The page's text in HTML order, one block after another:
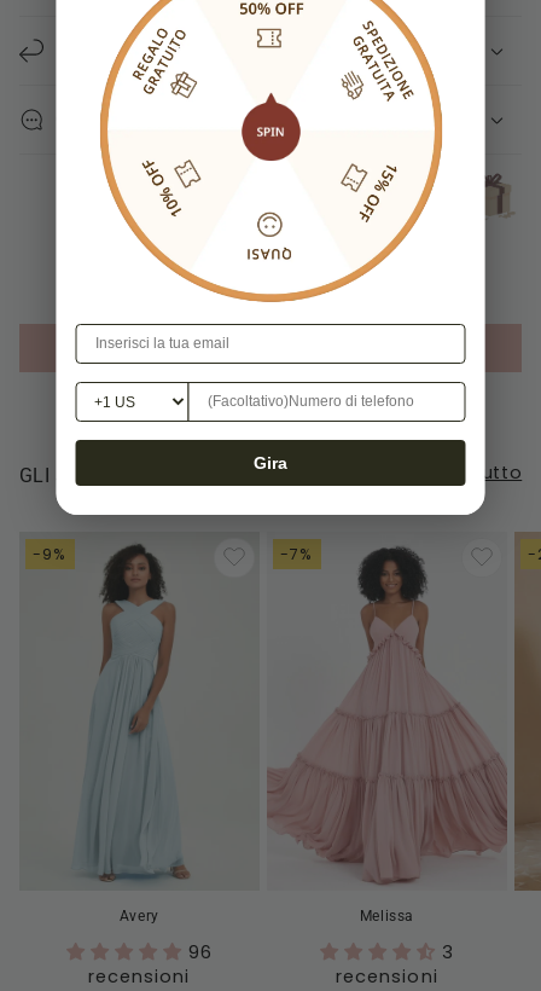
Gira
NORMATIVA RESI
CONTATTACI
Recensioni Clienti
Sii il primo a scrivere una recensione
Write a review
GLI STILI PIÙ AMATI Visualizza tutto
-9%
Avery
96
recensioni
-7%
Melissa
3
recensioni
-